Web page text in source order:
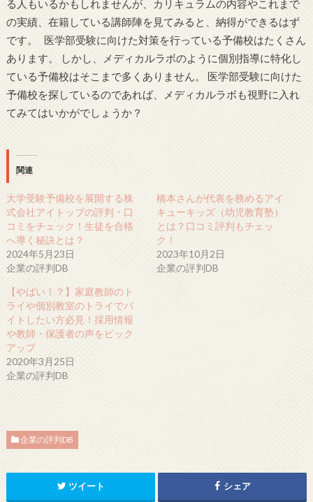
る人もいるかもしれませんが、カリキュラムの内容やこれまで
の実績、在籍している講師陣を見てみると、納得ができるはず
です。 医学部受験に向けた対策を行っている予備校はたくさん
あります。 しかし、メディカルラボのように個別指導に特化し
ている予備校はそこまで多くありません。 医学部受験に向けた
予備校を探しているのであれば、メディカルラボも視野に入れ
てみてはいかがでしょうか？
関連
大学受験予備校を展開する株
式会社アイトップの評判・口
コミをチェック！生徒を合格
へ導く秘訣とは？
2024年5月23日
企業の評判DB
橋本さんが代表を務めるアイ
キューキッズ（幼児教育塾）
とは？口コミ評判もチェッ
ク！
2023年10月2日
企業の評判DB
【やばい！？】家庭教師のト
ライや個別教室のトライでバ
イトしたい方必見！採用情報
や教師・保護者の声をピック
アップ
2020年3月25日
企業の評判DB
企業の評判DB
ツイート シェア